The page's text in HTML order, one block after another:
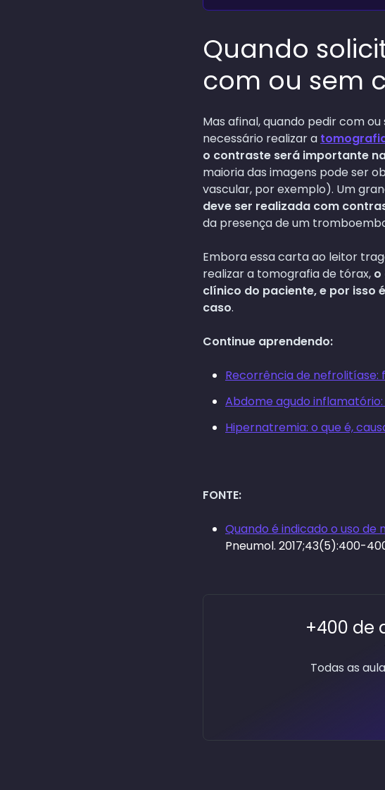
Quando
com ou sem
Mas afinal, quando pedir com
necessário realizar a
o contraste será importante
maioria das imagens pode ser
vascular, por exemplo). Um
deve ser realizada com
da presença de um
Embora essa carta ao leitor
realizar a tomografia de tórax, o
clínico do paciente, e por isso
caso.
Continue aprendendo:
Recorrência de
Abdome agudo
Hipernatremia: o que é,
FONTE:
Quando é indicado o uso
Pneumol. 2017;43(5):400-
+400 de
Todas as